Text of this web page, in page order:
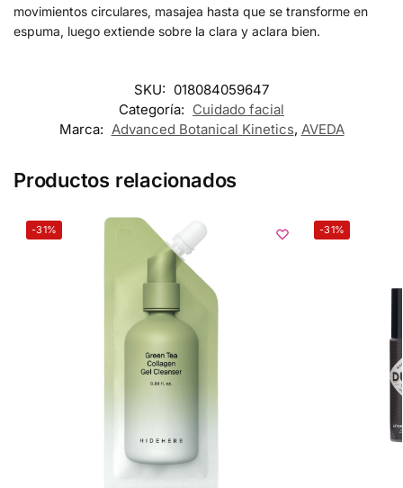
movimientos circulares, masajea hasta que se transforme en
espuma, luego extiende sobre la clara y aclara bien.
SKU: 018084059647
Categoría: Cuidado facial
Marca: Advanced Botanical Kinetics, AVEDA
Productos relacionados
-31% -31%